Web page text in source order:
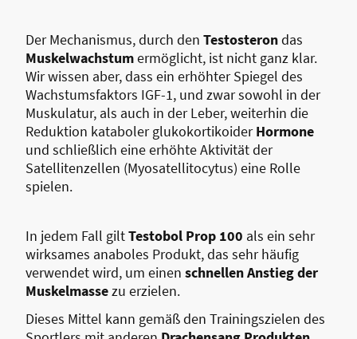
Der Mechanismus, durch den Testosterondas
Muskelwachstumermöglicht, ist nicht ganz klar.
Wir wissen aber, dass ein erhöhter Spiegel des
Wachstumsfaktors IGF-1, und zwar sowohl in der
Muskulatur, als auch in der Leber, weiterhin die
Reduktion kataboler glukokortikoiderHormone
und schließlich eine erhöhte Aktivität der
Satellitenzellen (Myosatellitocytus) eine Rolle
spielen.
In jedem Fall giltTestobol Prop 100 als ein sehr
wirksames anaboles Produkt, das sehr häufig
verwendet wird, um einen schnellen Anstieg der
Muskelmassezu erzielen.
Dieses Mittel kann gemäß den Trainingszielen des